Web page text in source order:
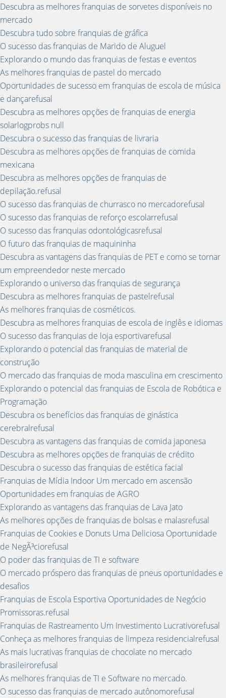
Descubra as melhores franquias de sorvetes disponíveis no
mercado
Descubra tudo sobre franquias de gráfica
O sucesso das franquias de Marido de Aluguel
Explorando o mundo das franquias de festas e eventos
As melhores franquias de pastel do mercado
Oportunidades de sucesso em franquias de escola de música
e dançarefusal
Descubra as melhores opções de franquias de energia
solarlogprobs null
Descubra o sucesso das franquias de livraria
Descubra as melhores opções de franquias de comida
mexicana
Descubra as melhores opções de franquias de
depilação.refusal
O sucesso das franquias de churrasco no mercadorefusal
O sucesso das franquias de reforço escolarrefusal
O sucesso das franquias odontológicasrefusal
O futuro das franquias de maquininha
Descubra as vantagens das franquias de PET e como se tornar
um empreendedor neste mercado
Explorando o universo das franquias de segurança
Descubra as melhores franquias de pastelrefusal
As melhores franquias de cosméticos.
Descubra as melhores franquias de escola de inglês e idiomas
O sucesso das franquias de loja esportivarefusal
Explorando o potencial das franquias de material de
construção
O mercado das franquias de moda masculina em crescimento
Explorando o potencial das franquias de Escola de Robótica e
Programação
Descubra os benefícios das franquias de ginástica
cerebralrefusal
Descubra as vantagens das franquias de comida japonesa
Descubra as melhores opções de franquias de crédito
Descubra o sucesso das franquias de estética facial
Franquias de Mídia Indoor Um mercado em ascensão
Oportunidades em franquias de AGRO
Explorando as vantagens das franquias de Lava Jato
As melhores opções de franquias de bolsas e malasrefusal
Franquias de Cookies e Donuts Uma Deliciosa Oportunidade
de NegÃ³ciorefusal
O poder das franquias de TI e software
O mercado próspero das franquias de pneus oportunidades e
desafios
Franquias de Escola Esportiva Oportunidades de Negócio
Promissoras.refusal
Franquias de Rastreamento Um Investimento Lucrativorefusal
Conheça as melhores franquias de limpeza residencialrefusal
As mais lucrativas franquias de chocolate no mercado
brasileirorefusal
As melhores franquias de TI e Software no mercado.
O sucesso das franquias de mercado autônomorefusal